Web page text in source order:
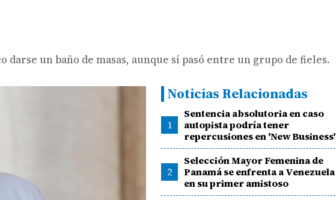
un baño de masas, aunque sí pasó entre un grupo de fieles.
Noticias Relacionadas
1
Sentencia absolutoria en caso
autopista podría tener
repercusiones en 'New Business'
2
Selección Mayor Femenina de
Panamá se enfrenta a Venezuela
en su primer amistoso